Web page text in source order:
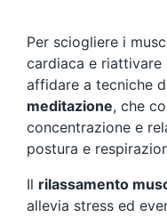
Per sciogliere i
cardiaca e riattivare
affidare a tecniche
meditazione, che
concentrazione e
postura e
Il rilassamento
allevia stress ed